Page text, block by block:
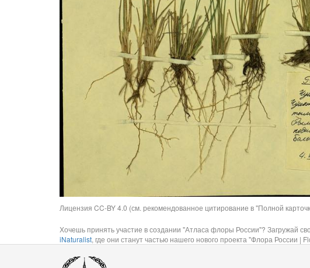
Лицензия CC-BY 4.0 (см. рекомендованное цитирование в "Полной
Хочешь принять участие в создании "Атласа флоры России"? Загружай
iNaturalist, где они станут частью нашего нового проекта "Флора России |